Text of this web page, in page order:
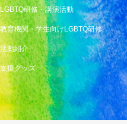
LGBTQ研修・講演活動
教育機関・学生向けLGBTQ研修
活動紹介
支援グッズ